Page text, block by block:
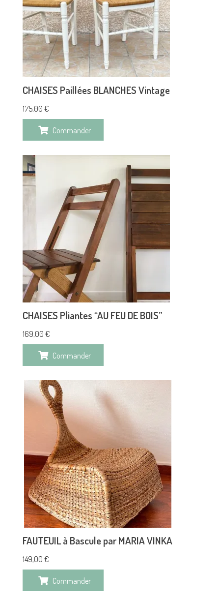
CHAISES Paillées BLANCHES Vintage
175,00 €
Commander
CHAISES Pliantes “AU FEU DE BOIS”
169,00 €
Commander
FAUTEUIL à Bascule par MARIA VINKA
149,00 €
Commander